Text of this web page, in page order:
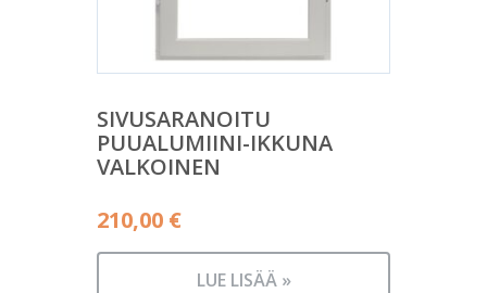
SIVUSARANOITU
PUUALUMIINI-IKKUNA
VALKOINEN
210,00 €
LUE LISÄÄ »